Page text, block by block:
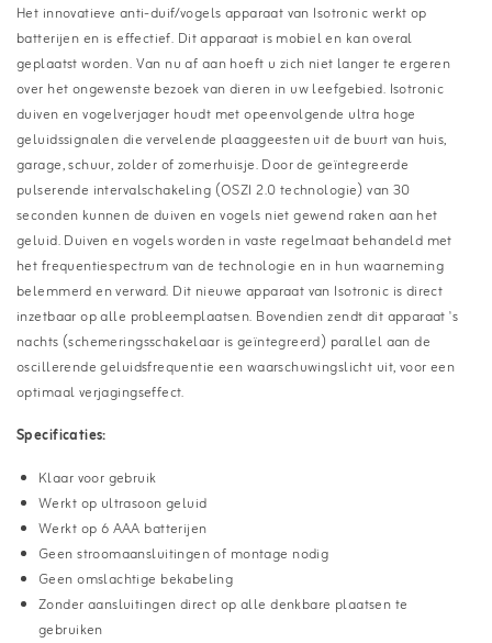
Het innovatieve anti-duif/vogels apparaat van Isotronic werkt op
batterijen en is effectief. Dit apparaat is mobiel en kan overal
geplaatst worden. Van nu af aan hoeft u zich niet langer te ergeren
over het ongewenste bezoek van dieren in uw leefgebied. Isotronic
duiven en vogelverjager houdt met opeenvolgende ultra hoge
geluidssignalen die vervelende plaaggeesten uit de buurt van huis,
garage, schuur, zolder of zomerhuisje. Door de geïntegreerde
pulserende intervalschakeling (OSZI 2.0 technologie) van 30
seconden kunnen de duiven en vogels niet gewend raken aan het
geluid. Duiven en vogels worden in vaste regelmaat behandeld met
het frequentiespectrum van de technologie en in hun waarneming
belemmerd en verward. Dit nieuwe apparaat van Isotronic is direct
inzetbaar op alle probleemplaatsen. Bovendien zendt dit apparaat 's
nachts (schemeringsschakelaar is geïntegreerd) parallel aan de
oscillerende geluidsfrequentie een waarschuwingslicht uit, voor een
optimaal verjagingseffect.
Specificaties:
Klaar voor gebruik
Werkt op ultrasoon geluid
Werkt op 6 AAA batterijen
Geen stroomaansluitingen of montage nodig
Geen omslachtige bekabeling
Zonder aansluitingen direct op alle denkbare plaatsen te
gebruiken